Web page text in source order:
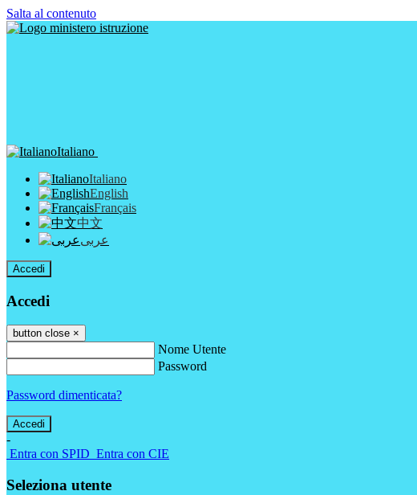
Salta al contenuto
Italiano
Italiano
English
Français
中文
عربى
Accedi
Accedi
button close ×
Nome Utente
Password
Password dimenticata?
-
Entra con SPID Entra con CIE
Seleziona utente